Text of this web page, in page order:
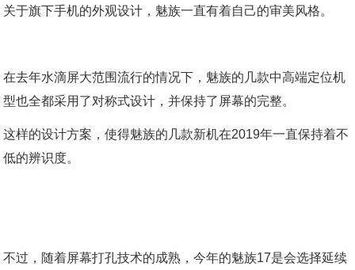
关于旗下手机的外观设计，魅族一直有着自己的审美风格。
在去年水滴屏大范围流行的情况下，魅族的几款中高端定位机
型也全都采用了对称式设计，并保持了屏幕的完整。
这样的设计方案，使得魅族的几款新机在2019年一直保持着不
低的辨识度。
不过，随着屏幕打孔技术的成熟，今年的魅族17是会选择延续